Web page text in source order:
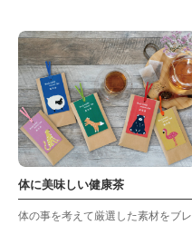
体に美味しい健康茶
体の事を考えて厳選した素材をブレ